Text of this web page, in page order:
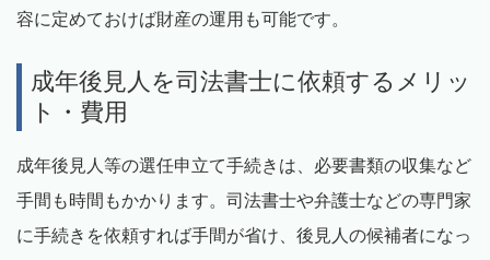
容に定めておけば財産の運用も可能です。
成年後見人を司法書士に依頼するメリッ
ト・費用
成年後見人等の選任申立て手続きは、必要書類の収集など
手間も時間もかかります。司法書士や弁護士などの専門家
に手続きを依頼すれば手間が省け、後見人の候補者になっ